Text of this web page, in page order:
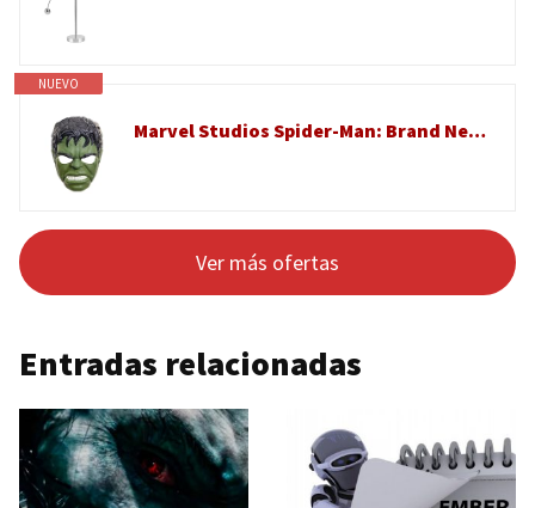
NUEVO
Marvel Studios Spider-Man: Brand New Day, Savage Hulk Máscara electrónica parlante, Juguete para juego de rol, Máscara para disfraz de superhéroe y juguetes para niños, Edad: 5+
Ver más ofertas
Entradas relacionadas